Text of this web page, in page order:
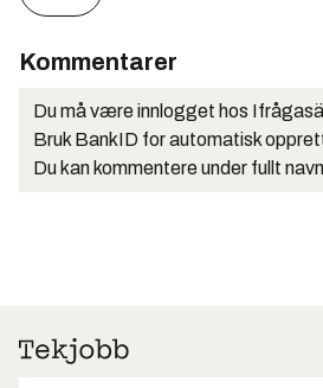
Kommentarer
Du må være innlogget hos
Bruk BankID for automatisk
Du kan kommentere under fullt